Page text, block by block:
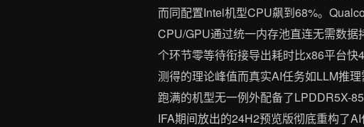
而同配置Intel机型CPU飙到68%。
CPU/GPU通过统一内存池直连无需数
个环节零等待衔接导出耗时比x86平台
测得的理论峰值而真实AI任务如LLM推
跑满的机型无一例外配备了LPDDR5X-
IFA期间放出的24H2预览版彻底重构了